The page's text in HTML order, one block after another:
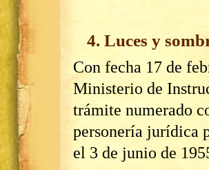
4. Luces y
Con fecha 17 de
Ministerio de
trámite numerado
personería jurídica
el 3 de junio de